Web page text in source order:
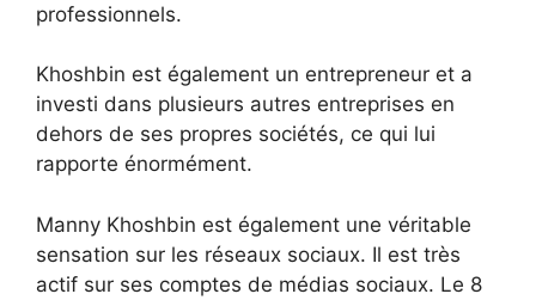
professionnels.
Khoshbin est également un entrepreneur et a
investi dans plusieurs autres entreprises en
dehors de ses propres sociétés, ce qui lui
rapporte énormément.
Manny Khoshbin est également une véritable
sensation sur les réseaux sociaux. Il est très
actif sur ses comptes de médias sociaux. Le 8